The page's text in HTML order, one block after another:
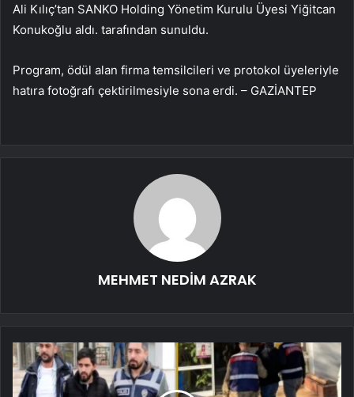
Ali Kılıç’tan SANKO Holding Yönetim Kurulu Üyesi Yiğitcan
Konukoğlu aldı. tarafından sunuldu.
Program, ödül alan firma temsilcileri ve protokol üyeleriyle
hatıra fotoğrafı çektirilmesiyle sona erdi. – GAZİANTEP
MEHMET NEDİM AZRAK